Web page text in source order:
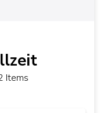
Items